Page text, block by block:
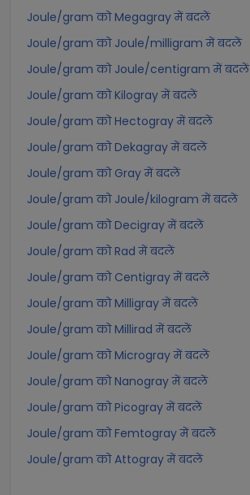
Joule/gram को Megagray में बदलें
Joule/gram को Joule/milligram में बदलें
Joule/gram को Joule/centigram में बदलें
Joule/gram को Kilogray में बदलें
Joule/gram को Hectogray में बदलें
Joule/gram को Dekagray में बदलें
Joule/gram को Gray में बदलें
Joule/gram को Joule/kilogram में बदलें
Joule/gram को Decigray में बदलें
Joule/gram को Rad में बदलें
Joule/gram को Centigray में बदलें
Joule/gram को Milligray में बदलें
Joule/gram को Millirad में बदलें
Joule/gram को Microgray में बदलें
Joule/gram को Nanogray में बदलें
Joule/gram को Picogray में बदलें
Joule/gram को Femtogray में बदलें
Joule/gram को Attogray में बदलें